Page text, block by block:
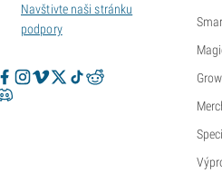
Seeds
Navštivte naši stránku
podpory